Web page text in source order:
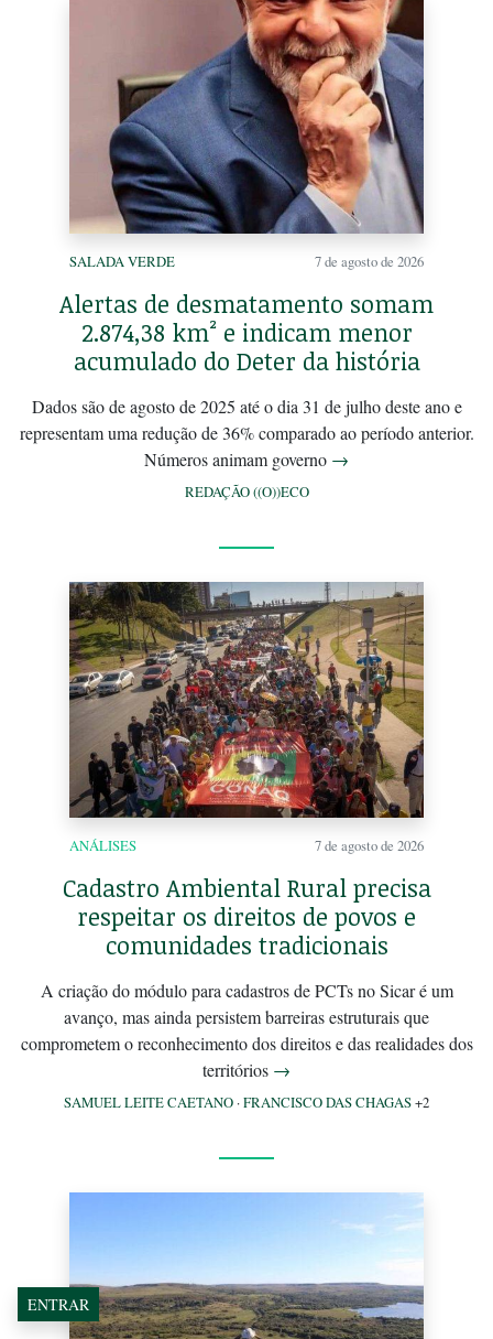
SALADA VERDE 7 de agosto de 2026
Alertas de desmatamento somam
2.874,38 km² e indicam menor
acumulado do Deter da história
Dados são de agosto de 2025 até o dia 31 de julho deste ano e
representam uma redução de 36% comparado ao período anterior.
Números animam governo →
REDAÇÃO ((O))ECO
ANÁLISES 7 de agosto de 2026
Cadastro Ambiental Rural precisa
respeitar os direitos de povos e
comunidades tradicionais
A criação do módulo para cadastros de PCTs no Sicar é um
avanço, mas ainda persistem barreiras estruturais que
comprometem o reconhecimento dos direitos e das realidades dos
territórios →
SAMUEL LEITE CAETANO ·FRANCISCO DAS CHAGAS+2
ENTRAR